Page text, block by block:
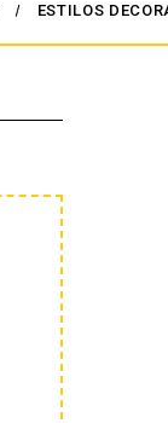
ESTILOS